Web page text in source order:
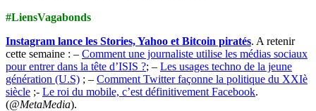
#LiensVagabonds
Instagram lance les Stories, Yahoo et Bitcoin piratés. A retenir
cette semaine : – Comment une journaliste utilise les médias sociaux
pour entrer dans la tête d’ISIS ?; – Les usages techno de la jeune
génération (U.S) ; – Comment Twitter façonne la politique du XXIè
siècle ;- Le roi du mobile, c’est définitivement Facebook.
(@MetaMedia).